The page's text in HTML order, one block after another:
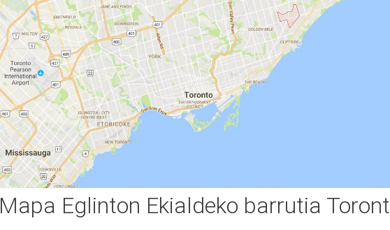
Mapa Eglinton Ekialdeko barrutia